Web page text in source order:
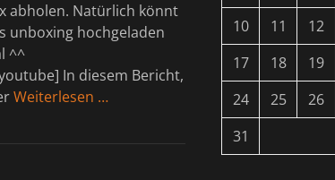
abholen. Natürlich könnt
unboxing hochgeladen
^^
In diesem Bericht,
Weiterlesen …
10
11 12
17
18 19
24
25 26
31